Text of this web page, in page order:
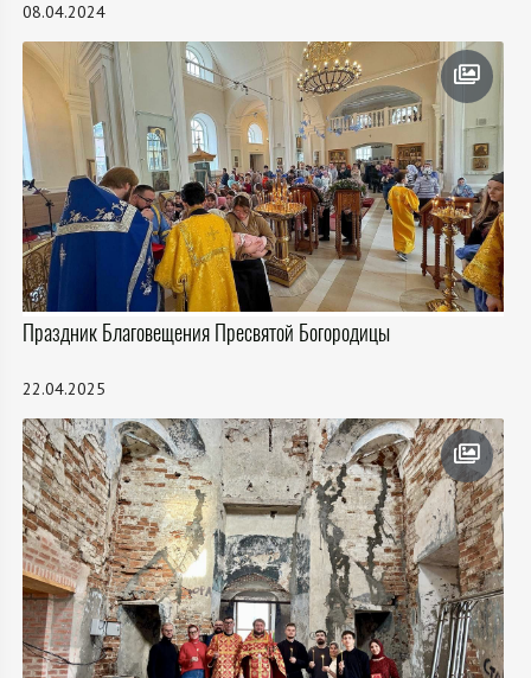
08.04.2024
Праздник Благовещения Пресвятой Богородицы
22.04.2025